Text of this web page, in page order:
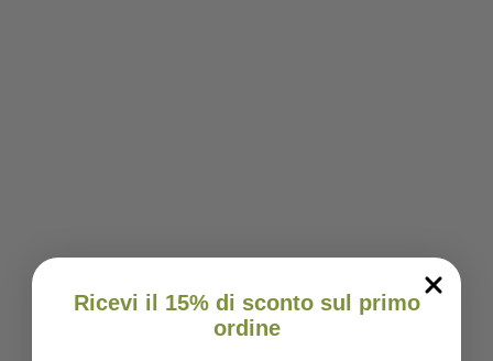
Ricevi il 15% di sconto sul primo
ordine